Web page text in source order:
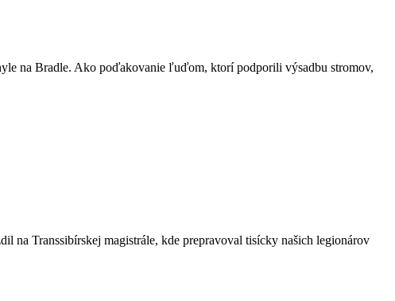
na Bradle. Ako poďakovanie ľuďom, ktorí podporili výsadbu stromov,
na Transsibírskej magistrále, kde prepravoval tisícky našich legionárov